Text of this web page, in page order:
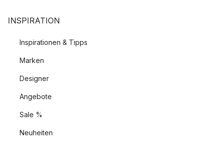
INSPIRATION
Inspirationen & Tipps
Marken
Designer
Angebote
Sale %
Neuheiten